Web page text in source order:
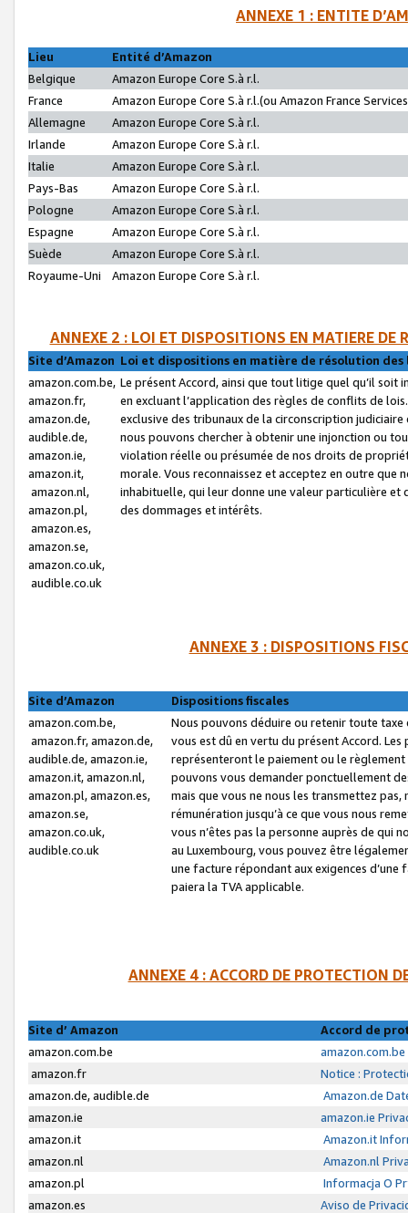
ANNEXE 1 : ENTITE
Lieu
Entité d’Amazon
Belgique
Amazon Europe Core S.à r.l.
France
Amazon Europe Core S.à r.l.(ou Amazon France
Allemagne
Amazon Europe Core S.à r.l.
Irlande
Amazon Europe Core S.à r.l.
Italie
Amazon Europe Core S.à r.l.
Pays-Bas
Amazon Europe Core S.à r.l.
Pologne
Amazon Europe Core S.à r.l.
Espagne
Amazon Europe Core S.à r.l.
Suède
Amazon Europe Core S.à r.l.
Royaume-Uni
Amazon Europe Core S.à r.l.
ANNEXE 2 : LOI ET DISPOSITIONS EN MATIERE DE
Site d’Amazon Loi et dispositions en matière de résolution
amazon.com.be,
amazon.fr,
amazon.de,
audible.de,
amazon.ie,
amazon.it,
amazon.nl,
amazon.pl,
amazon.es,
amazon.se,
amazon.co.uk,
audible.co.uk
Le présent Accord, ainsi que tout litige quel qu’il soit
en excluant l’application des règles de conflits de
exclusive des tribunaux de la circonscription
nous pouvons chercher à obtenir une injonction ou
violation réelle ou présumée de nos droits de
morale. Vous reconnaissez et acceptez en outre que
inhabituelle, qui leur donne une valeur particulière
des dommages et intérêts.
ANNEXE 3 : DISPOSITIONS
Site d’Amazon
Dispositions fiscales
amazon.com.be,
amazon.fr, amazon.de,
audible.de, amazon.ie,
amazon.it, amazon.nl,
amazon.pl, amazon.es,
amazon.se,
amazon.co.uk,
audible.co.uk
Nous pouvons déduire ou retenir toute
vous est dû en vertu du présent Accord.
représenteront le paiement ou le
pouvons vous demander ponctuellement
mais que vous ne nous les transmettez
rémunération jusqu’à ce que vous nous
vous n’êtes pas la personne auprès de qui
au Luxembourg, vous pouvez être
une facture répondant aux exigences
paiera la TVA applicable.
ANNEXE 4 : ACCORD DE PROTECTION
Site d’ Amazon
Accord de
amazon.com.be
amazon.fr
Notice :
amazon.de, audible.de
Amazon.de
amazon.ie
amazon.ie
amazon.it
Amazon.it
amazon.nl
Amazon.nl
amazon.pl
Informacja O
amazon.es
Aviso de